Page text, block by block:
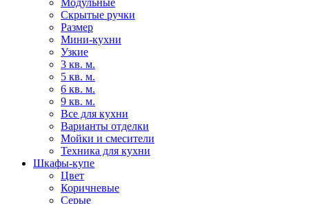
Модульные
Скрытые ручки
Размер
Мини-кухни
Узкие
3 кв. м.
5 кв. м.
6 кв. м.
9 кв. м.
Все для кухни
Варианты отделки
Мойки и смесители
Техника для кухни
Шкафы-купе
Цвет
Коричневые
Серые